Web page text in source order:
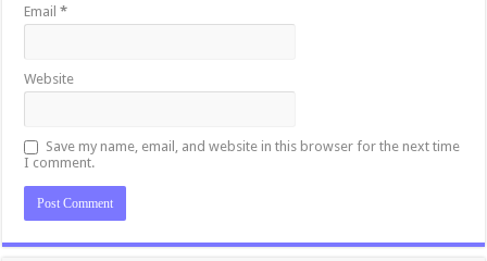
Email*
Website
Save my name, email, and website in this browser for the next time
I comment.